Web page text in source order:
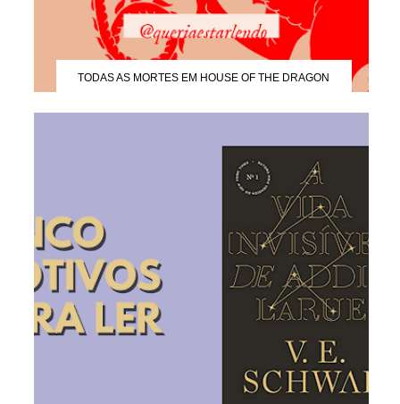
TODAS AS MORTES EM HOUSE OF THE DRAGON